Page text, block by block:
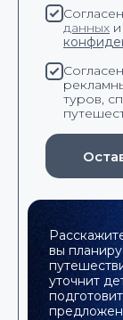
вы
уточнит
данных
туров,